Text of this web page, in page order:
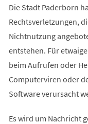
Die Stadt Paderborn
Rechtsverletzungen,
Nichtnutzung
entstehen. Für
beim Aufrufen oder
Computerviren oder
Software verursacht
Es wird um Nachricht